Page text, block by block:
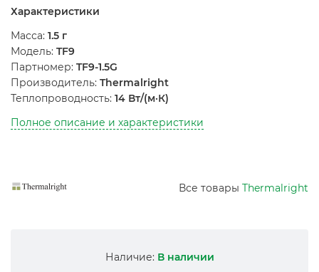
Характеристики
Масса: 1.5 г
Модель: TF9
Партномер: TF9-1.5G
Производитель: Thermalright
Теплопроводность: 14 Вт/(м·К)
Полное описание и характеристики
Все товары Thermalright
Наличие: В наличии